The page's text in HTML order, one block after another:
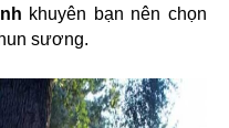
khuyên bạn nên chọn
sương.